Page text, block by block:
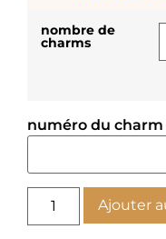
nombre de
charms
numéro du charm
Ajouter